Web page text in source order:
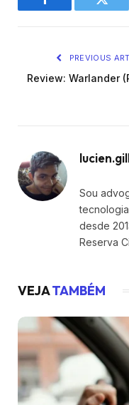
Facebook
PREVIOUS
Review: Warlander
Sou
desde
Reserva
VEJATAMBÉM